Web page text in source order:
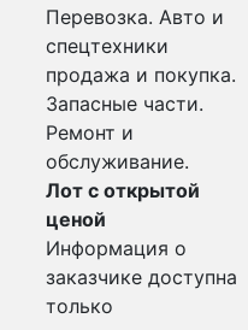
Перевозка. Авто и
спецтехники
продажа и покупка.
Запасные части.
Ремонт и
обслуживание.
Лот с открытой
ценой
Информация о
заказчике доступна
только